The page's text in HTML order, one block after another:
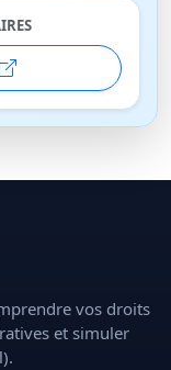
vos droits
et simuler